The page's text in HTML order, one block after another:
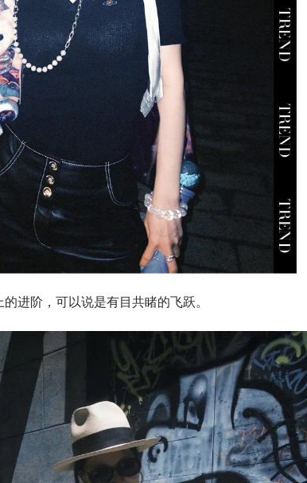
进阶，可以说是有目共睹的飞跃。